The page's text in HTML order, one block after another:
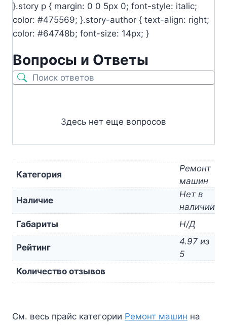
}.story p { margin: 0 0 5px 0; font-style: italic;
color: #475569; }.story-author { text-align: right;
color: #64748b; font-size: 14px; }
Вопросы и Ответы
Здесь нет еще вопросов
Категория
Ремонт
машин
Наличие
Нет в
наличии
Габариты
Н/Д
Рейтинг
4.97 из
5
Количество отзывов
См. весь прайс категории Ремонт машин на